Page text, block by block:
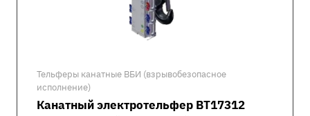
Тельферы канатные ВБИ (взрывобезопасное
исполнение)
Канатный электротельфер ВТ17312